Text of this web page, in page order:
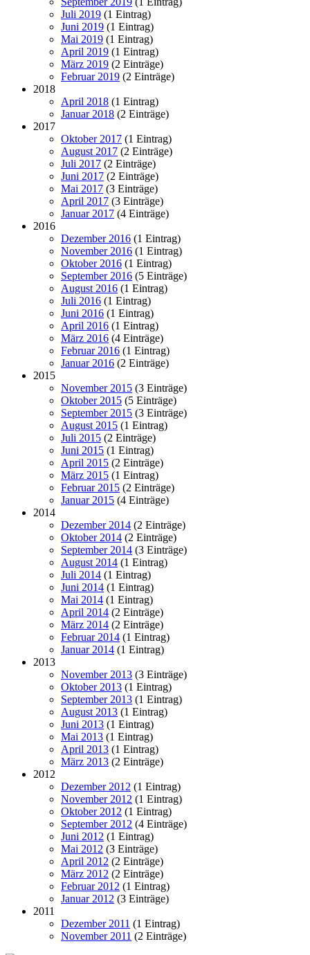
Juli 2019 (1 Eintrag)
Juni 2019 (1 Eintrag)
Mai 2019 (1 Eintrag)
April 2019 (1 Eintrag)
März 2019 (2 Einträge)
Februar 2019 (2 Einträge)
2018
April 2018 (1 Eintrag)
Januar 2018 (2 Einträge)
2017
Oktober 2017 (1 Eintrag)
August 2017 (2 Einträge)
Juli 2017 (2 Einträge)
Juni 2017 (2 Einträge)
Mai 2017 (3 Einträge)
April 2017 (3 Einträge)
Januar 2017 (4 Einträge)
2016
Dezember 2016 (1 Eintrag)
November 2016 (1 Eintrag)
Oktober 2016 (1 Eintrag)
September 2016 (5 Einträge)
August 2016 (1 Eintrag)
Juli 2016 (1 Eintrag)
Juni 2016 (1 Eintrag)
April 2016 (1 Eintrag)
März 2016 (4 Einträge)
Februar 2016 (1 Eintrag)
Januar 2016 (2 Einträge)
2015
November 2015 (3 Einträge)
Oktober 2015 (5 Einträge)
September 2015 (3 Einträge)
August 2015 (1 Eintrag)
Juli 2015 (2 Einträge)
Juni 2015 (1 Eintrag)
April 2015 (2 Einträge)
März 2015 (1 Eintrag)
Februar 2015 (2 Einträge)
Januar 2015 (4 Einträge)
2014
Dezember 2014 (2 Einträge)
Oktober 2014 (2 Einträge)
September 2014 (3 Einträge)
August 2014 (1 Eintrag)
Juli 2014 (1 Eintrag)
Juni 2014 (1 Eintrag)
Mai 2014 (1 Eintrag)
April 2014 (2 Einträge)
März 2014 (2 Einträge)
Februar 2014 (1 Eintrag)
Januar 2014 (1 Eintrag)
2013
November 2013 (3 Einträge)
Oktober 2013 (1 Eintrag)
September 2013 (1 Eintrag)
August 2013 (1 Eintrag)
Juni 2013 (1 Eintrag)
Mai 2013 (1 Eintrag)
April 2013 (1 Eintrag)
März 2013 (2 Einträge)
2012
Dezember 2012 (1 Eintrag)
November 2012 (1 Eintrag)
Oktober 2012 (1 Eintrag)
September 2012 (4 Einträge)
Juni 2012 (1 Eintrag)
Mai 2012 (3 Einträge)
April 2012 (2 Einträge)
März 2012 (2 Einträge)
Februar 2012 (1 Eintrag)
Januar 2012 (3 Einträge)
2011
Dezember 2011 (1 Eintrag)
November 2011 (2 Einträge)